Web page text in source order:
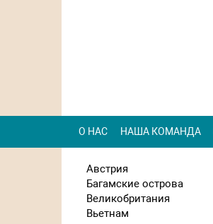
О НАС НАША КОМАНДА
Австрия
Багамские острова
Великобритания
Вьетнам